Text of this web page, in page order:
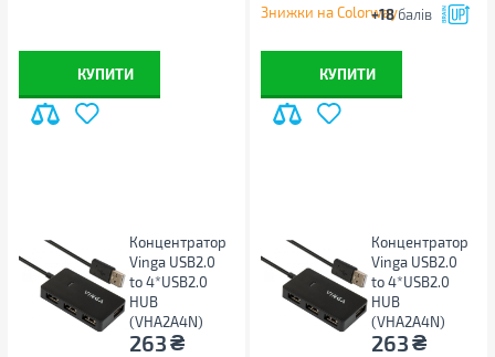
КУПИТИ
+18балів
Знижки на Colorway
КУПИТИ
Концентратор
Vinga USB2.0
to 4*USB2.0
HUB
(VHA2A4N)
263₴
Концентратор
Vinga USB2.0
to 4*USB2.0
HUB
(VHA2A4N)
263₴